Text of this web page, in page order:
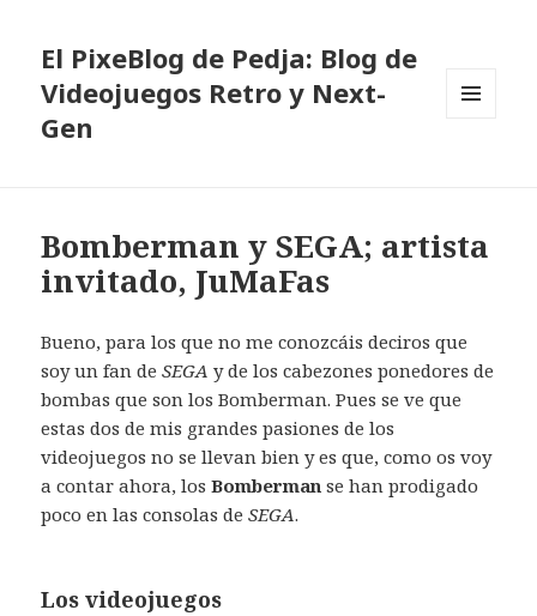
El PixeBlog de Pedja: Blog de
Videojuegos Retro y Next-
Gen
Bomberman y SEGA; artista
invitado, JuMaFas
Bueno, para los que no me conozcáis deciros que
soy un fan deSEGA y de los cabezones ponedores de
bombas que son los Bomberman. Pues se ve que
estas dos de mis grandes pasiones de los
videojuegos no se llevan bien y es que, como os voy
a contar ahora, losBomberman se han prodigado
poco en las consolas deSEGA.
Los videojuegos